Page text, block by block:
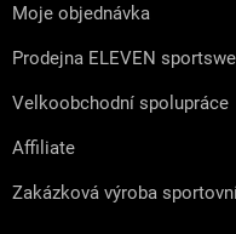
Moje objednávka
Prodejna ELEVEN
Velkoobchodní spolupráce
Affiliate
Zakázková výroba